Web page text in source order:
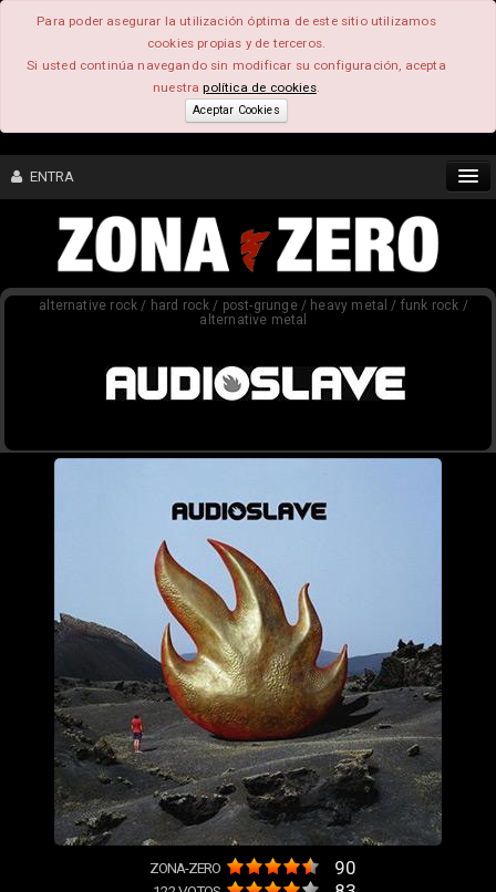
Para poder asegurar la utilización óptima de este sitio utilizamos
cookies propias y de terceros.
Si usted continúa navegando sin modificar su configuración, acepta
nuestrapolítica de cookies.
Aceptar Cookies
ENTRA
CONTENIDO
FEEEDBACK
alternative rock / hard rock / post-grunge / heavy metal / funk rock /
alternative metal
ZONA-ZERO 90